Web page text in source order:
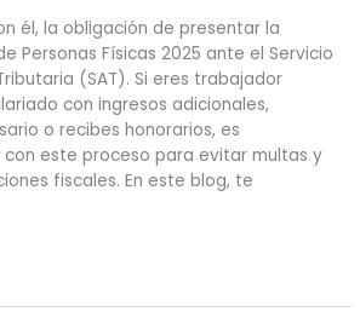
él, la obligación de presentar la
Personas Físicas 2025 ante el Servicio
(SAT). Si eres trabajador
con ingresos adicionales,
o recibes honorarios, es
este proceso para evitar multas y
fiscales. En este blog, te